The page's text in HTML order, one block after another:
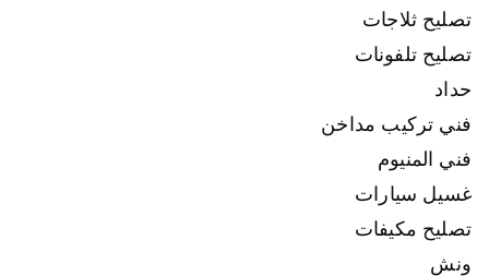
تصليح ثلاجات
تصليح تلفونات
حداد
فني تركيب مداخن
فني المنيوم
غسيل سيارات
تصليح مكيفات
ونش